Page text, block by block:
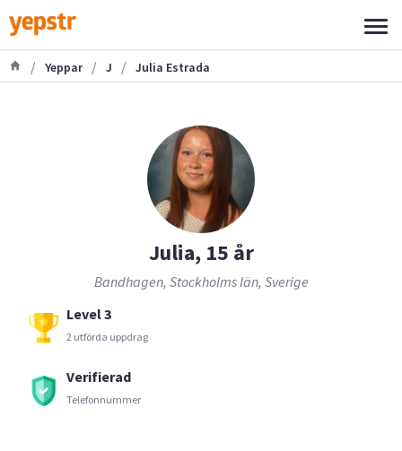
/ Yeppar / J / Julia Estrada
Julia, 15 år
Bandhagen, Stockholms län, Sverige
Level 3
2 utförda uppdrag
Verifierad
Telefonnummer